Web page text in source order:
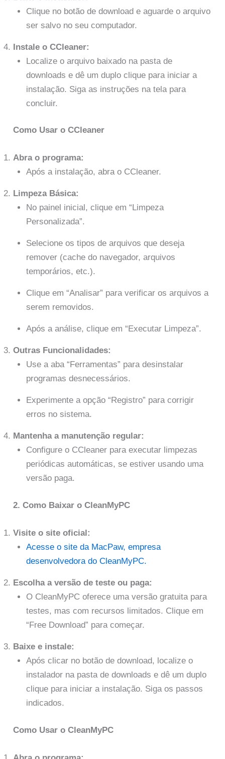
Clique no botão de download e aguarde o arquivo
ser salvo no seu computador.
Instale o CCleaner:
Localize o arquivo baixado na pasta de
downloads e dê um duplo clique para iniciar a
instalação. Siga as instruções na tela para
concluir.
Como Usar o CCleaner
Abra o programa:
Após a instalação, abra o CCleaner.
Limpeza Básica:
No painel inicial, clique em “Limpeza
Personalizada”.
Selecione os tipos de arquivos que deseja
remover (cache do navegador, arquivos
temporários, etc.).
Clique em “Analisar” para verificar os arquivos a
serem removidos.
Após a análise, clique em “Executar Limpeza”.
Outras Funcionalidades:
Use a aba “Ferramentas” para desinstalar
programas desnecessários.
Experimente a opção “Registro” para corrigir
erros no sistema.
Mantenha a manutenção regular:
Configure o CCleaner para executar limpezas
periódicas automáticas, se estiver usando uma
versão paga.
2. Como Baixar o CleanMyPC
Visite o site oficial:
Acesse o site da MacPaw, empresa
desenvolvedora do CleanMyPC.
Escolha a versão de teste ou paga:
O CleanMyPC oferece uma versão gratuita para
testes, mas com recursos limitados. Clique em
“Free Download” para começar.
Baixe e instale:
Após clicar no botão de download, localize o
instalador na pasta de downloads e dê um duplo
clique para iniciar a instalação. Siga os passos
indicados.
Como Usar o CleanMyPC